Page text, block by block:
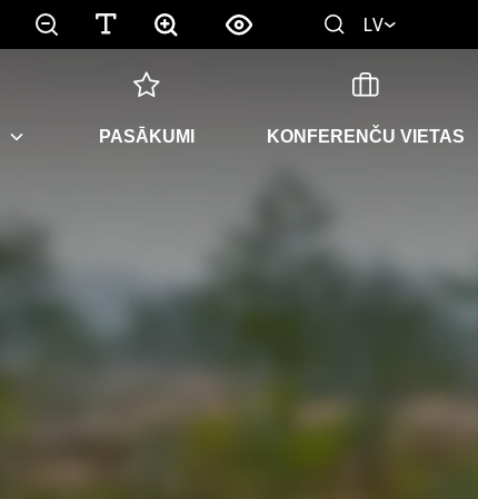
LV
PASĀKUMI KONFERENČU VIETAS